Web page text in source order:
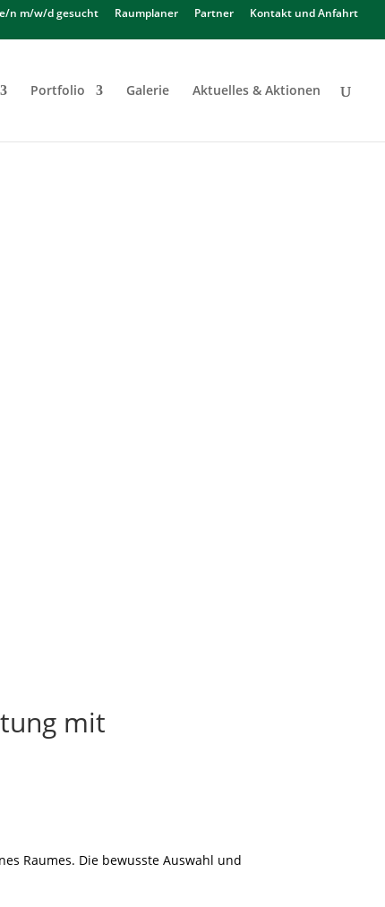
n m/w/d gesucht Raumplaner Partner Kontakt und Anfahrt
Portfolio Galerie Aktuelles & Aktionen
mit
Raumes. Die bewusste Auswahl und